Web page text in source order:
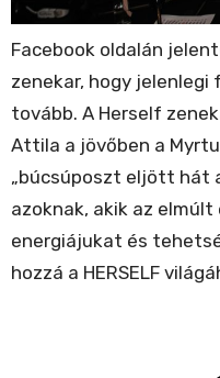
Facebook oldalán
zenekar, hogy
tovább. A Herself
Attila a jövőben a
„búcsúposzt eljött hát
azoknak, akik az
energiájukat és
hozzá a HERSELF